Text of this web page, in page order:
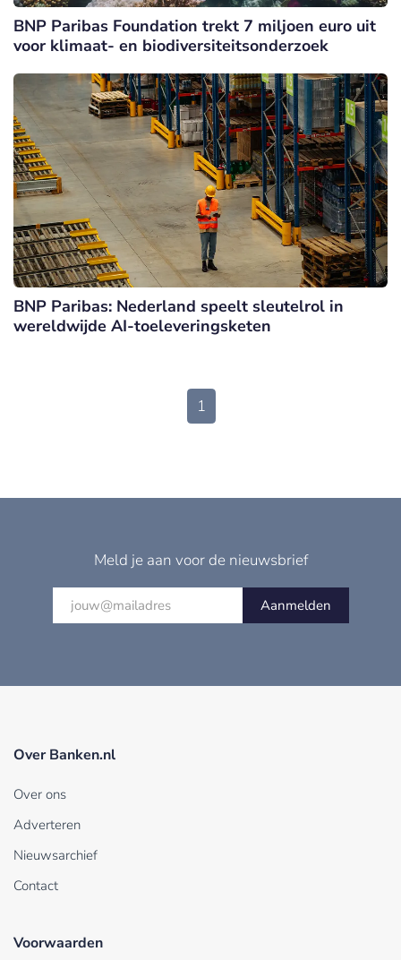
BNP Paribas Foundation trekt 7 miljoen euro uit
voor klimaat- en biodiversiteitsonderzoek
BNP Paribas: Nederland speelt sleutelrol in
wereldwijde AI-toeleveringsketen
1
Meld je aan voor de nieuwsbrief
Aanmelden
Over Banken.nl
Over ons
Adverteren
Nieuwsarchief
Contact
Voorwaarden